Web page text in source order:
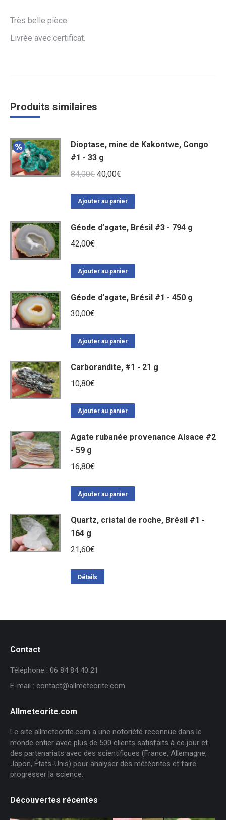
Très belle pièce.
Livrée avec certificat.
Produits similaires
Dioptase, mine de Kakontwe, Congo
#1 - 33 g
84,00€ Le
initial
84,00€.
40,00€
actuel
40,00€.
Ajouter au panier
Géode d’agate, Brésil #3 - 794 g
42,00€
Ajouter au panier
Géode d’agate, Brésil #1 - 450 g
30,00€
Ajouter au panier
Carborandite, #1 - 21 g
10,80€
Ajouter au panier
Agate rubanée provenance Alsace #2
- 59 g
16,80€
Ajouter au panier
Quartz, cristal de roche, Brésil #1 -
164 g
21,60€
Détails
Contact
Téléphone : 06 84 84 40 21
E-mail : contact@allmeteorite.com
Allmeteorite.com
Le site allmeteorite.com a une notoriété reconnue dans le
monde entier avec plus de 500 clients satisfaits à ce jour et
des partenariats avec des scientifiques (France, Allemagne,
Japon, États-Unis) pour analyser des météorites et faire
progresser la science.
Découvertes récentes